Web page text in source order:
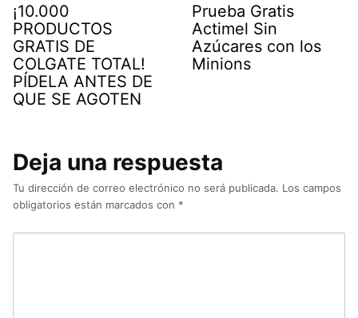
¡10.000
PRODUCTOS
GRATIS DE
COLGATE TOTAL!
PÍDELA ANTES DE
QUE SE AGOTEN
Prueba Gratis
Actimel Sin
Azúcares con los
Minions
Deja una respuesta
Tu dirección de correo electrónico no será publicada. Los campos
obligatorios están marcados con *